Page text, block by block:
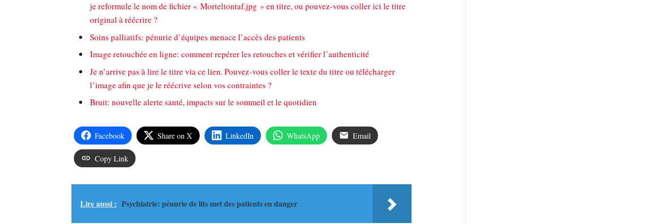
je reformule le nom de fichier « Morteltontaf.jpg » en titre, ou pouvez-vous coller ici le titre
original à réécrire ?
Soins palliatifs: pénurie d’équipes menace l’accès des patients
Image retouchée en ligne: comment repérer les retouches et vérifier l’authenticité
Je n’arrive pas à lire le titre via ce lien. Pouvez-vous coller le texte du titre ou télécharger
l’image afin que je le réécrive selon vos contraintes ?
Bruit: nouvelle alerte santé, impacts sur le sommeil et le quotidien
Facebook Share on X LinkedIn WhatsApp Email
Copy Link
Lire aussi : Psychiatrie: pénurie de lits met des patients en danger